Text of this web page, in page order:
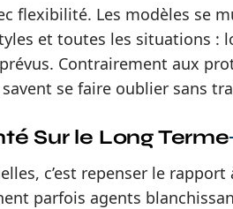
flexibilité. Les modèles se
et toutes les situations :
Contrairement aux
se faire oublier sans
Sur le Long Terme
c’est repenser le
parfois agents